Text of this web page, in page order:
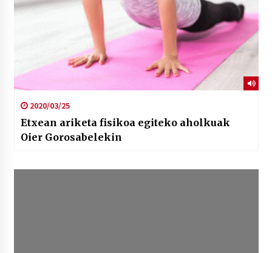
2020/03/25
Etxean ariketa fisikoa egiteko aholkuak
Oier Gorosabelekin